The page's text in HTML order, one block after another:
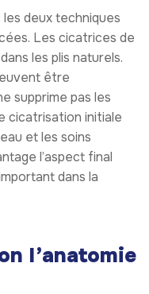
deux techniques
Les cicatrices de
les plis naturels.
être
supprime pas les
cicatrisation initiale
et les soins
l’aspect final
dans la
l’anatomie